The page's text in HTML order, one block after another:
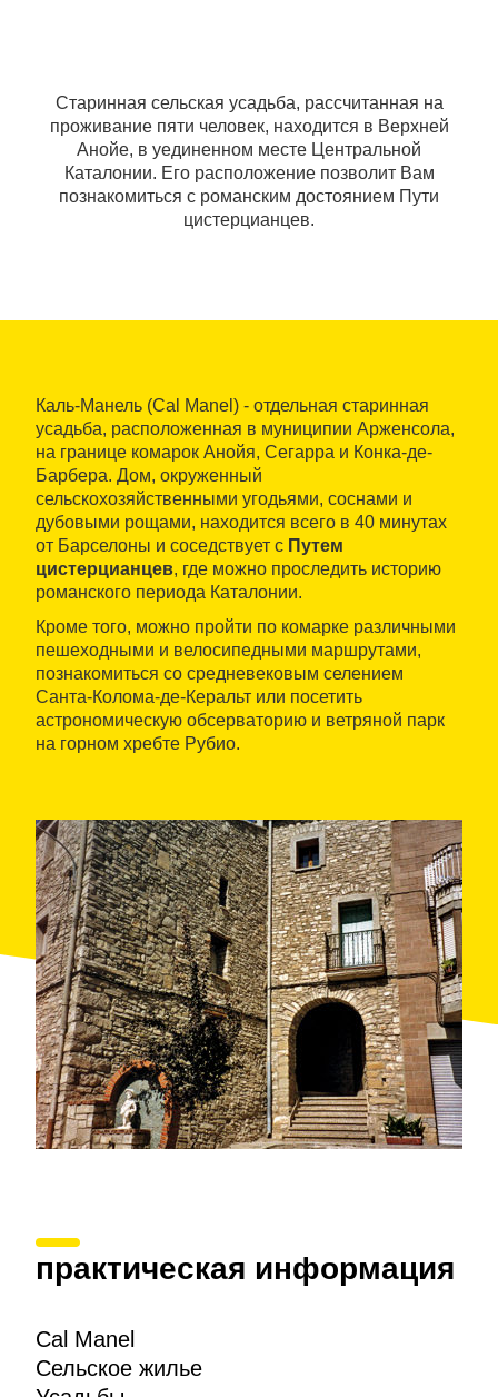
Старинная сельская усадьба, рассчитанная на
проживание пяти человек, находится в Верхней
Анойе, в уединенном месте Центральной
Каталонии. Его расположение позволит Вам
познакомиться с романским достоянием Пути
цистерцианцев.
Каль-Манель (Cal Manel) - отдельная старинная
усадьба, расположенная в муниципии Арженсола,
на границе комарок Анойя, Сегарра и Конка-де-
Барбера. Дом, окруженный
сельскохозяйственными угодьями, соснами и
дубовыми рощами, находится всего в 40 минутах
от Барселоны и соседствует с Путем
цистерцианцев, где можно проследить историю
романского периода Каталонии.
Кроме того, можно пройти по комарке различными
пешеходными и велосипедными маршрутами,
познакомиться со средневековым селением
Санта-Колома-де-Керальт или посетить
астрономическую обсерваторию и ветряной парк
на горном хребте Рубио.
практическая информация
Cal Manel
Сельское жилье